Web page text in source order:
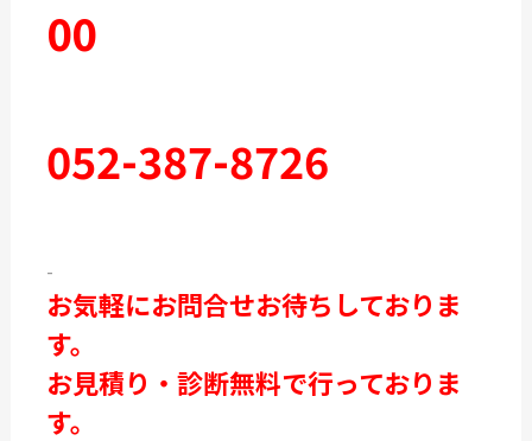
00
052-387-8726
-
お気軽にお問合せお待ちしておりま
す。
お見積り・診断無料で行っておりま
す。